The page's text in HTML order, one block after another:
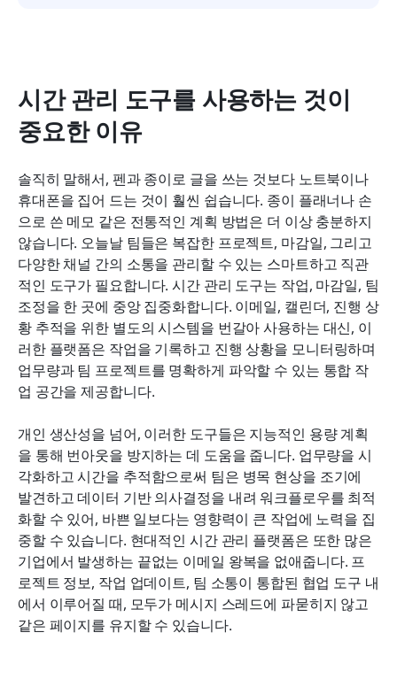
시간 관리 도구를 사용하는 것이
중요한 이유
솔직히 말해서, 펜과 종이로 글을 쓰는 것보다 노트북이나
휴대폰을 집어 드는 것이 훨씬 쉽습니다. 종이 플래너나 손
으로 쓴 메모 같은 전통적인 계획 방법은 더 이상 충분하지
않습니다. 오늘날 팀들은 복잡한 프로젝트, 마감일, 그리고
다양한 채널 간의 소통을 관리할 수 있는 스마트하고 직관
적인 도구가 필요합니다. 시간 관리 도구는 작업, 마감일, 팀
조정을 한 곳에 중앙 집중화합니다. 이메일, 캘린더, 진행 상
황 추적을 위한 별도의 시스템을 번갈아 사용하는 대신, 이
러한 플랫폼은 작업을 기록하고 진행 상황을 모니터링하며
업무량과 팀 프로젝트를 명확하게 파악할 수 있는 통합 작
업 공간을 제공합니다.
개인 생산성을 넘어, 이러한 도구들은 지능적인 용량 계획
을 통해 번아웃을 방지하는 데 도움을 줍니다. 업무량을 시
각화하고 시간을 추적함으로써 팀은 병목 현상을 조기에
발견하고 데이터 기반 의사결정을 내려 워크플로우를 최적
화할 수 있어, 바쁜 일보다는 영향력이 큰 작업에 노력을 집
중할 수 있습니다. 현대적인 시간 관리 플랫폼은 또한 많은
기업에서 발생하는 끝없는 이메일 왕복을 없애줍니다. 프
로젝트 정보, 작업 업데이트, 팀 소통이 통합된 협업 도구 내
에서 이루어질 때, 모두가 메시지 스레드에 파묻히지 않고
같은 페이지를 유지할 수 있습니다.